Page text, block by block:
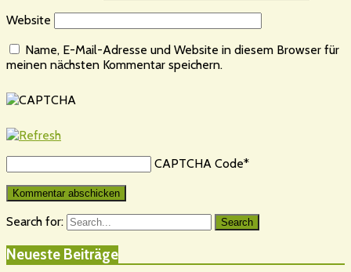
Website
Name, E-Mail-Adresse und Website in diesem Browser für
meinen nächsten Kommentar speichern.
CAPTCHA Code*
Search for: Search
Neueste Beiträge